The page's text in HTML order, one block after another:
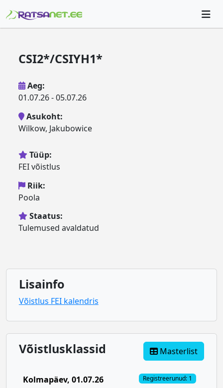
CSI2*/CSIYH1*
Aeg:
01.07.26 - 05.07.26
Asukoht:
Wilkow, Jakubowice
Tüüp:
FEI võistlus
Riik:
Poola
Staatus:
Tulemused avaldatud
Lisainfo
Võistlus FEI kalendris
Võistlusklassid Masterlist
Kolmapäev, 01.07.26 Registreerunud: 1